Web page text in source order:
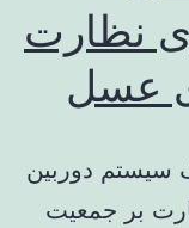
نظارت
عسل
سیستم دوربین
بر جمعیت